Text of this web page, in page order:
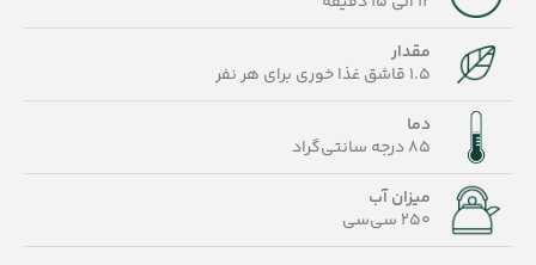
مقدار
1.5 قاشق غذا خوری برای هر نفر
دما
85 درجه سانتی‌گراد
میزان آب
250 سی‌سی